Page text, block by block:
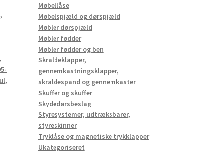
,
,
Møbellåse
Møbelspjæld og dørspjæld
Møbler dørspjæld
Møbler fødder
Møbler fødder og ben
Skraldeklapper,
gennemkastningsklapper,
skraldespand og gennemkaster
Skuffer og skuffer
Skydedørsbeslag
Styresystemer, udtræksbarer,
styreskinner
Tryklåse og magnetiske trykklapper
Ukategoriseret